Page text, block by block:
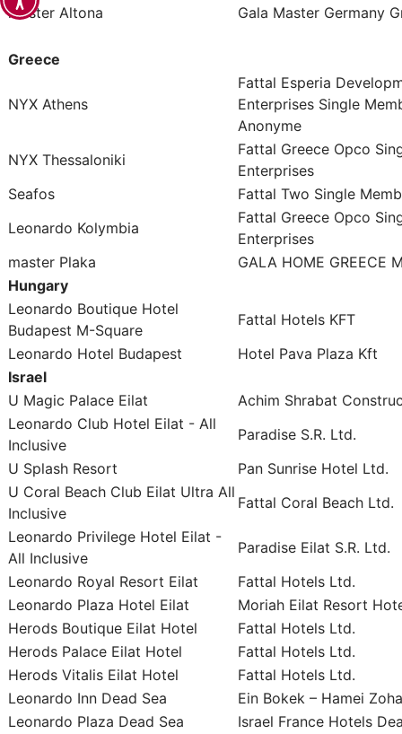
master Altona Gala Master Germany
Greece
NYX Athens
Fattal Esperia
Enterprises Single
Anonyme
NYX Thessaloniki
Fattal Greece Opco
Enterprises
Seafos
Fattal Two Single
Leonardo Kolymbia
Fattal Greece Opco
Enterprises
master Plaka
GALA HOME
Hungary
Leonardo Boutique Hotel
Budapest M-Square
Fattal Hotels KFT
Leonardo Hotel Budapest
Hotel Pava Plaza Kft
Israel
U Magic Palace Eilat
Achim Shrabat
Leonardo Club Hotel Eilat - All
Inclusive
Paradise S.R. Ltd.
U Splash Resort
Pan Sunrise Hotel Ltd.
U Coral Beach Club Eilat Ultra All
Inclusive
Fattal Coral Beach Ltd.
Leonardo Privilege Hotel Eilat -
All Inclusive
Paradise Eilat S.R. Ltd.
Leonardo Royal Resort Eilat
Fattal Hotels Ltd.
Leonardo Plaza Hotel Eilat
Moriah Eilat Resort
Herods Boutique Eilat Hotel
Fattal Hotels Ltd.
Herods Palace Eilat Hotel
Fattal Hotels Ltd.
Herods Vitalis Eilat Hotel
Fattal Hotels Ltd.
Leonardo Inn Dead Sea
Ein Bokek – Hamei
Leonardo Plaza Dead Sea
Israel France Hotels